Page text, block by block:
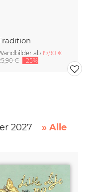
ab19,90 €
€ -25%
2027
» Alle